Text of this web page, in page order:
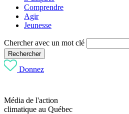
Comprendre
Agir
Jeunesse
Chercher avec un mot clé
Rechercher
Donnez
Média de l'action
climatique au Québec